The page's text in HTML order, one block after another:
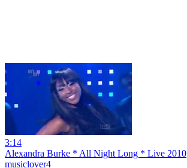
3:14
Alexandra Burke * All Night Long * Live 2010
musiclover4